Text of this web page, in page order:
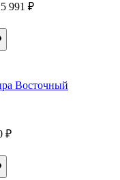
991 ₽
Восточный
₽